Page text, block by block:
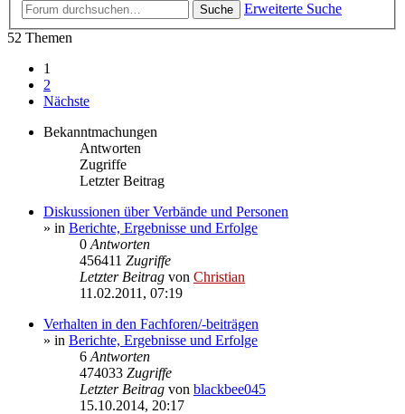
Suche
Erweiterte Suche
52 Themen
1
2
Nächste
Bekanntmachungen
Antworten
Zugriffe
Letzter Beitrag
Diskussionen über Verbände und Personen
» in Berichte, Ergebnisse und Erfolge
0 Antworten
456411 Zugriffe
Letzter Beitrag von Christian
11.02.2011, 07:19
Verhalten in den Fachforen/-beiträgen
» in Berichte, Ergebnisse und Erfolge
6 Antworten
474033 Zugriffe
Letzter Beitrag von blackbee045
15.10.2014, 20:17